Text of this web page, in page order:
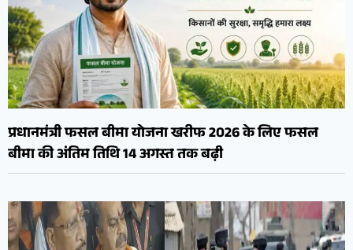
प्रधानमंत्री फसल बीमा योजना खरीफ 2026 के लिए फसल
बीमा की अंतिम तिथि 14 अगस्त तक बढ़ी